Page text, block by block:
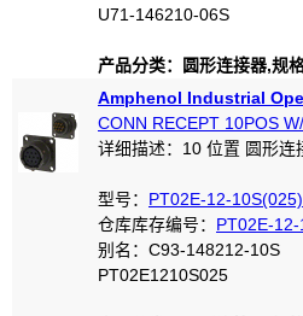
U71-146210-06S
产品分类：圆形连接器,规
Amphenol Industrial
CONN RECEPT 10POS
详细描述：10 位置 圆形
型号： PT02E-12-10S(025)
仓库库存编号： PT02E-
别名：C93-148212-10S
PT02E1210S025